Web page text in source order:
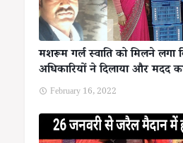
मशरूम गर्ल स्वाति को मिलने लगा
अधिकारियों ने दिलाया और मदद
February 16, 2022